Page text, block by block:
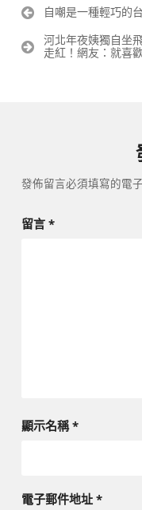
文
導
自嘲是一種輕巧的
河北年夜姨獨自坐
走紅！網友：就喜
發佈留言必須填寫的電
留言 *
顯示名稱*
電子郵件地址 *